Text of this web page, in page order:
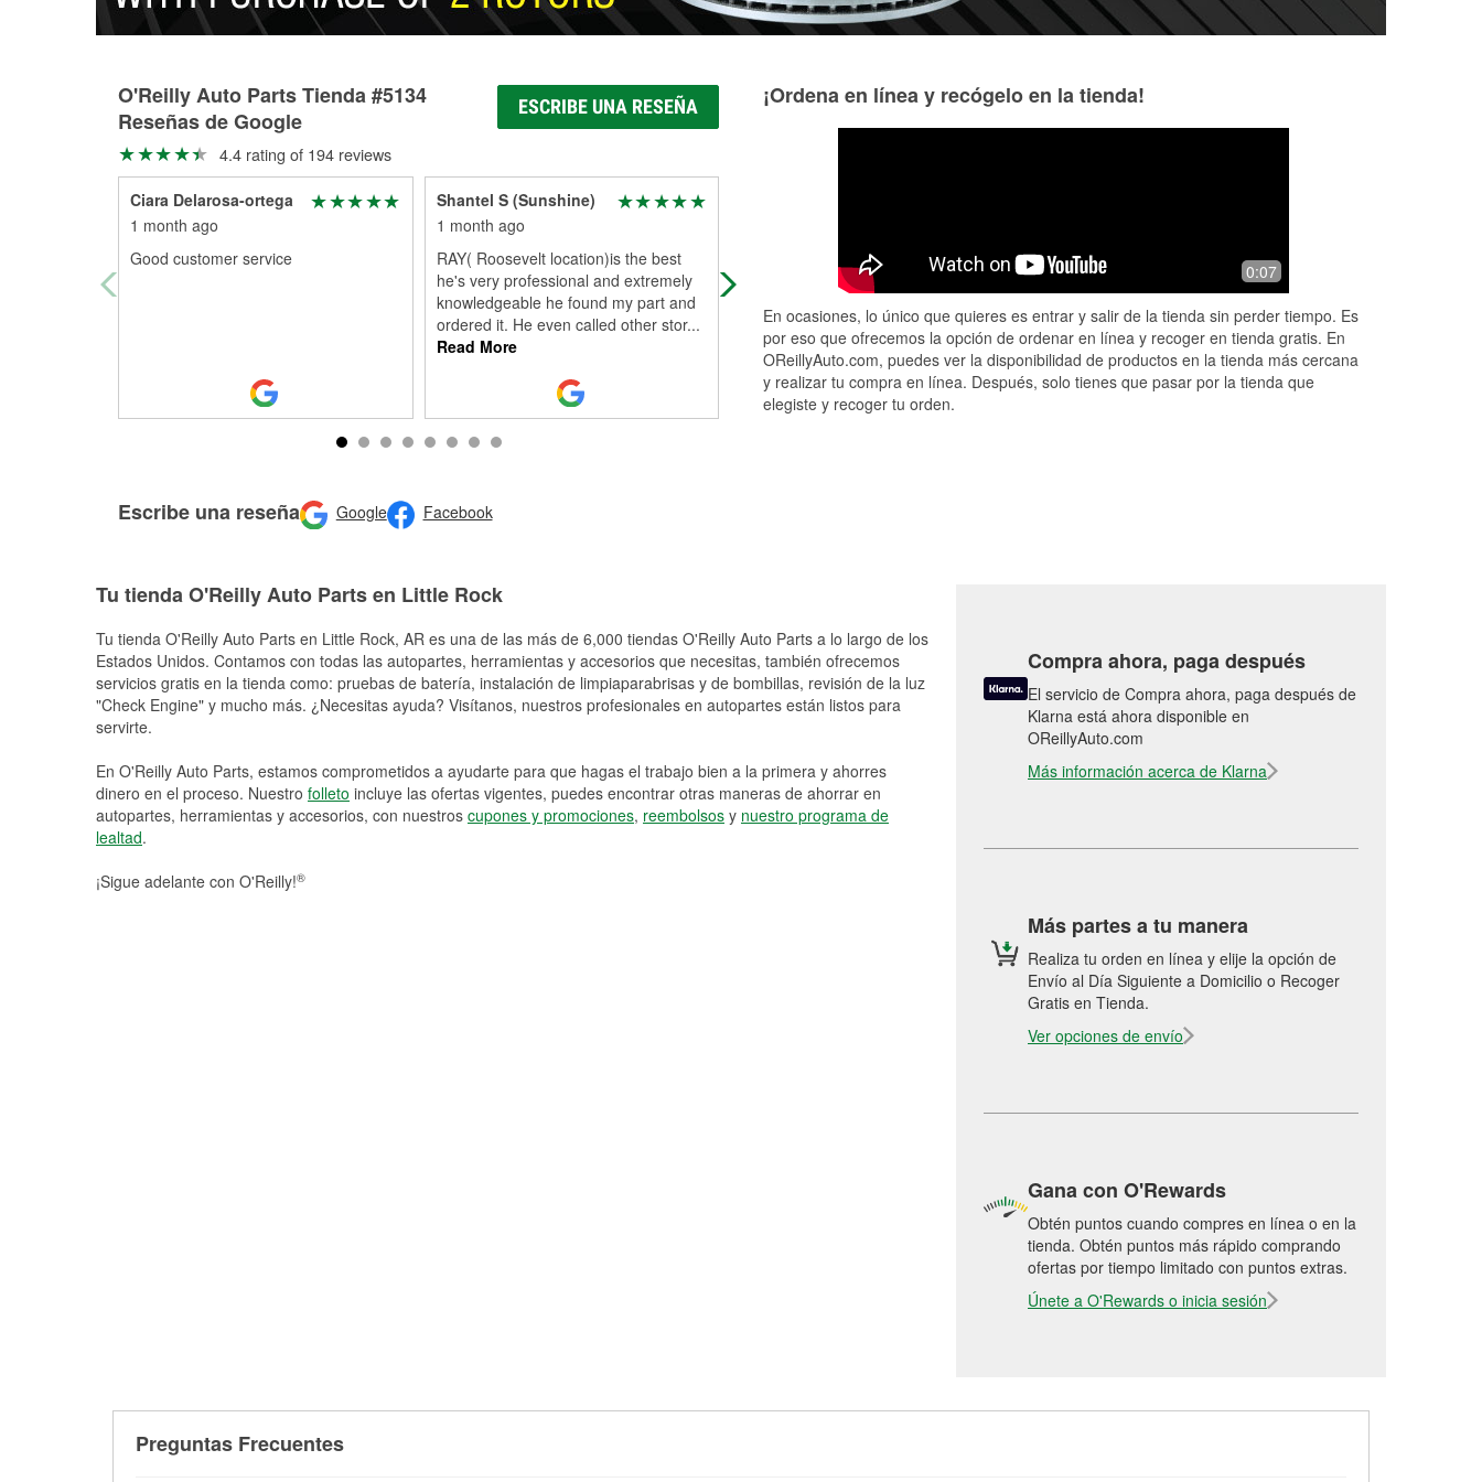
O'Reilly Auto Parts Tienda #5134
Reseñas de Google
ESCRIBE UNA RESEÑA
4.4 rating of 194 reviews
Ciara Delarosa-ortega
1 month ago
Good customer service
Shantel S (Sunshine)
1 month ago
RAY( Roosevelt location)is the best
he's very professional and extremely
knowledgeable he found my part and
ordered it. He even called other stor...
Read More
This is the best oreillys I have ever
been in. The service to help us find
unmatched!!!?
Everything I have ordered from them,
always fits and good customer service
Escribe una reseña Google Facebook
¡Ordena en línea y recógelo en la tienda!
0:07
En ocasiones, lo único que quieres es entrar y salir de la tienda sin perder tiempo. Es
por eso que ofrecemos la opción de ordenar en línea y recoger en tienda gratis. En
OReillyAuto.com, puedes ver la disponibilidad de productos en la tienda más cercana
y realizar tu compra en línea. Después, solo tienes que pasar por la tienda que
elegiste y recoger tu orden.
Tu tienda O'Reilly Auto Parts en Little Rock
Tu tienda O'Reilly Auto Parts en Little Rock, AR es una de las más de 6,000 tiendas O'Reilly Auto Parts a lo largo de los
Estados Unidos. Contamos con todas las autopartes, herramientas y accesorios que necesitas, también ofrecemos
servicios gratis en la tienda como: pruebas de batería, instalación de limpiaparabrisas y de bombillas, revisión de la luz
"Check Engine" y mucho más. ¿Necesitas ayuda? Visítanos, nuestros profesionales en autopartes están listos para
servirte.
En O'Reilly Auto Parts, estamos comprometidos a ayudarte para que hagas el trabajo bien a la primera y ahorres
dinero en el proceso. Nuestro folleto incluye las ofertas vigentes, puedes encontrar otras maneras de ahorrar en
autopartes, herramientas y accesorios, con nuestros cupones y promociones, reembolsos y nuestro programa de
lealtad.
¡Sigue adelante con O'Reilly!®
Compra ahora, paga después
El servicio de Compra ahora, paga después de
Klarna está ahora disponible en
OReillyAuto.com
Más información acerca de Klarna
Más partes a tu manera
Realiza tu orden en línea y elije la opción de
Envío al Día Siguiente a Domicilio o Recoger
Gratis en Tienda.
Ver opciones de envío
Gana con O'Rewards
Obtén puntos cuando compres en línea o en la
tienda. Obtén puntos más rápido comprando
ofertas por tiempo limitado con puntos extras.
Únete a O'Rewards o inicia sesión
Preguntas Frecuentes